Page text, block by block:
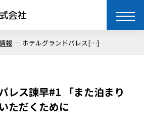
toggle
報 ホテルグランドパレス[…]
レス諫早#1 「また泊まり
ただくために